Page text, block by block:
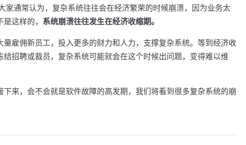
家通常认为，复杂系统往往会在经济繁荣的时候崩溃，因为业务太
这样的， 系统崩溃往往发生在经济收缩期。
雇佣新员工，投入更多的财力和人力，支撑复杂系统。等到经济收
招聘或裁员，复杂系统可能就会在这个时候出问题，变得难以维
来，会不会就是软件故障的高发期，我们将看到很多复杂系统的崩